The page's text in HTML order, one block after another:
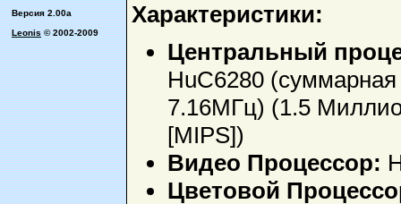
Версия 2.00a
Leonis© 2002-2009
Характеристики:
Центральный
HuC6280
7.16MГц) (1.5
[MIPS])
Видео Процессор:
Цветовой